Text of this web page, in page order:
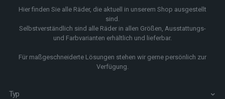
Hier finden Sie alle Räder, die aktuell in unserem Shop ausgestellt
sind.
Selbstverständlich sind alle Räder in allen Größen, Ausstattungs-
und Farbvarianten erhältlich und lieferbar.
Für maßgeschneiderte Lösungen stehen wir gerne persönlich zur
Verfügung.
Typ